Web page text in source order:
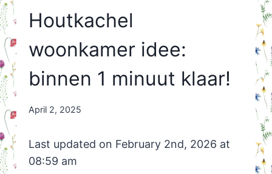
Houtkachel
woonkamer idee:
binnen 1 minuut klaar!
By
April 2, 2025
Last updated on February 2nd, 2026 at
08:59 am